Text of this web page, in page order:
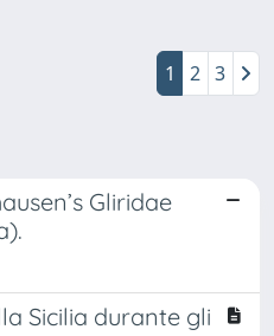
1 2 3
Gliridae
Sicilia durante gli